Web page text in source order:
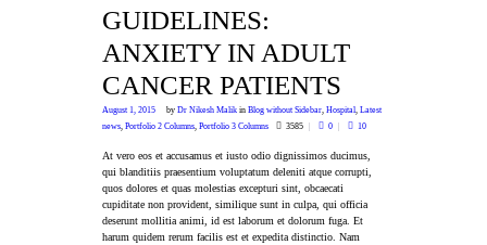
GUIDELINES:
ANXIETY IN ADULT
CANCER PATIENTS
August 1, 2015 by Dr Nikesh Malik in Blog without Sidebar, Hospital, Latest
news, Portfolio 2 Columns, Portfolio 3 Columns 3585 0 10
At vero eos et accusamus et iusto odio dignissimos ducimus,
qui blanditiis praesentium voluptatum deleniti atque corrupti,
quos dolores et quas molestias excepturi sint, obcaecati
cupiditate non provident, similique sunt in culpa, qui officia
deserunt mollitia animi, id est laborum et dolorum fuga. Et
harum quidem rerum facilis est et expedita distinctio. Nam